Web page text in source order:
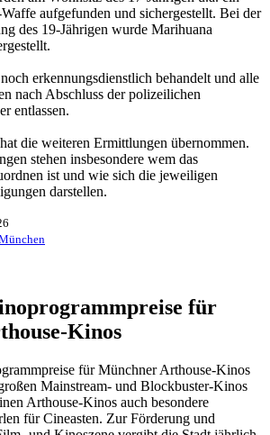
aufgefunden und sichergestellt. Bei der
des 19-Jährigen wurde Marihuana
erkennungsdienstlich behandelt und alle
nach Abschluss der polizeilichen
entlassen.
die weiteren Ermittlungen übernommen.
stehen insbesondere wem das
ist und wie sich die jeweiligen
darstellen.
für
Kinos
Mainstream- und Blockbuster-Kinos
Arthouse-Kinos auch besondere
für Cineasten. Zur Förderung und